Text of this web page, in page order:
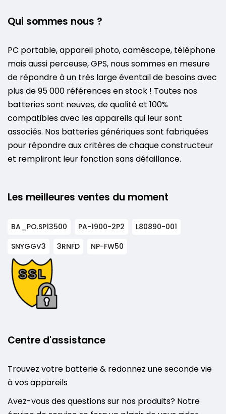
Qui sommes nous ?
PC portable, appareil photo, caméscope, téléphone
mais aussi perceuse, GPS, nous sommes en mesure
de répondre à un très large éventail de besoins avec
plus de 95 000 références en stock ! Toutes nos
batteries sont neuves, de qualité et 100%
compatibles avec les appareils qui leur sont
associés. Nos batteries génériques sont fabriquées
pour répondre aux critères de chaque constructeur
et rempliront leur fonction sans défaillance.
Les meilleures ventes du moment
BA_PO.SP13500 PA-1900-2P2
L80890-001
SNYGGV3
3RNFD NP-FW50
Centre d'assistance
Trouvez votre batterie & redonnez une seconde vie
à vos appareils
Avez-vous des questions sur nos produits? Notre